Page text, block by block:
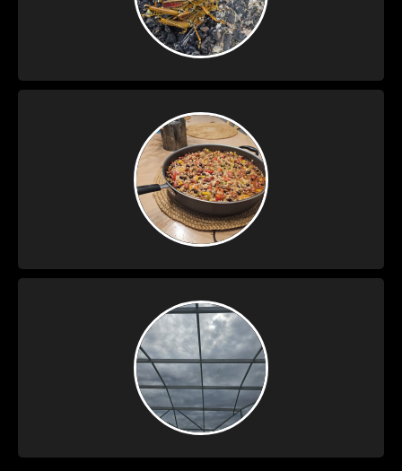
Davenport Dag 23
– Davenport Dag 22